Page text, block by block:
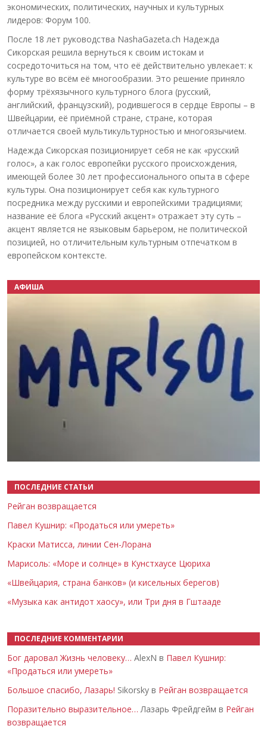
экономических, политических, научных и культурных
лидеров: Форум 100.
После 18 лет руководства NashaGazeta.ch Надежда
Сикорская решила вернуться к своим истокам и
сосредоточиться на том, что её действительно увлекает: к
культуре во всём её многообразии. Это решение приняло
форму трёхязычного культурного блога (русский,
английский, французский), родившегося в сердце Европы – в
Швейцарии, её приёмной стране, стране, которая
отличается своей мультикультурностью и многоязычием.
Надежда Сикорская позиционирует себя не как «русский
голос», а как голос европейки русского происхождения,
имеющей более 30 лет профессионального опыта в сфере
культуры. Она позиционирует себя как культурного
посредника между русскими и европейскими традициями;
название её блога «Русский акцент» отражает эту суть –
акцент является не языковым барьером, не политической
позицией, но отличительным культурным отпечатком в
европейском контексте.
АФИША
ПОСЛЕДНИЕ СТАТЬИ
Рейган возвращается
Павел Кушнир: «Продаться или умереть»
Краски Матисса, линии Сен-Лорана
Марисоль: «Море и солнце» в Кунстхаусе Цюриха
«Швейцария, страна банков» (и кисельных берегов)
«Музыка как антидот хаосу», или Три дня в Гштааде
ПОСЛЕДНИЕ КОММЕНТАРИИ
Бог даровал Жизнь человеку… AlexN в Павел Кушнир:
«Продаться или умереть»
Большое спасибо, Лазарь! Sikorsky в Рейган возвращается
Поразительно выразительное… Лазарь Фрейдгейм в Рейган
возвращается